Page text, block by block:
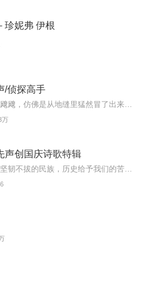
珍妮弗 伊根
/侦探高手
万
声创国庆诗歌特辑